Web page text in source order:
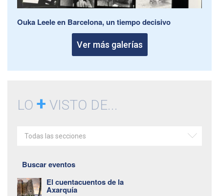
Ouka Leele en Barcelona, un tiempo decisivo
Ver más galerías
LO + VISTO DE...
Todas las secciones
Buscar eventos
El cuentacuentos de la
Axarquía